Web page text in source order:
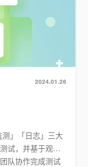
2024.01.26
」「日志」三大
试，并基于观测
队协作完成测试